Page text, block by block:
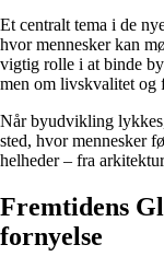
Et centralt tema i de
hvor mennesker kan
vigtig rolle i at binde
men om livskvalitet og
Når byudvikling
sted, hvor mennesker
helheder – fra
Fremtidens
fornyelse